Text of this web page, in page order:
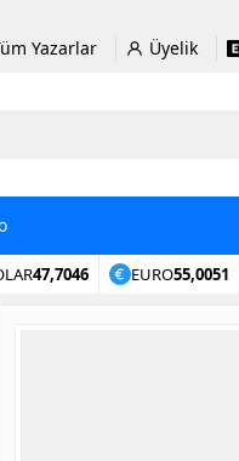
Yazarlar Üyelik
47,7046 EURO55,0051